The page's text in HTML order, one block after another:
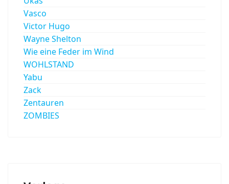
Vasco
Victor Hugo
Wayne Shelton
Wie eine Feder im Wind
WOHLSTAND
Yabu
Zack
Zentauren
ZOMBIES